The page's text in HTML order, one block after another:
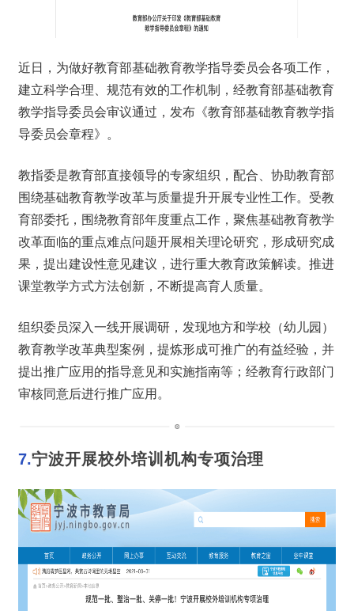
近日，为做好教育部基础教育教学指导委员会各项工作，
建立科学合理、规范有效的工作机制，经教育部基础教育
教学指导委员会审议通过，发布《教育部基础教育教学指
导委员会章程》。
教指委是教育部直接领导的专家组织，配合、协助教育部
围绕基础教育教学改革与质量提升开展专业性工作。受教
育部委托，围绕教育部年度重点工作，聚焦基础教育教学
改革面临的重点难点问题开展相关理论研究，形成研究成
果，提出建设性意见建议，进行重大教育政策解读。推进
课堂教学方式方法创新，不断提高育人质量。
组织委员深入一线开展调研，发现地方和学校（幼儿园）
教育教学改革典型案例，提炼形成可推广的有益经验，并
提出推广应用的指导意见和实施指南等；经教育行政部门
审核同意后进行推广应用。
7.宁波开展校外培训机构专项治理